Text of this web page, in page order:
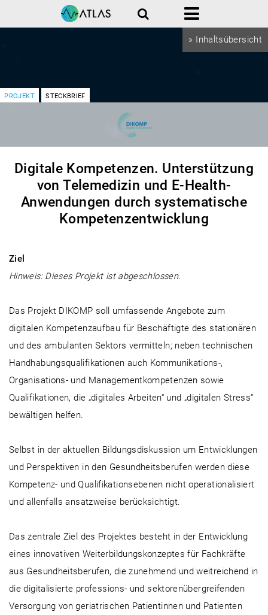
» Inhaltsübersicht
Suche Menü
PROJEKT STECKBRIEF
Digitale Kompetenzen. Unterstützung
von Telemedizin und E-Health-
Anwendungen durch systematische
Kompetenzentwicklung
Ziel
Hinweis: Dieses Projekt ist abgeschlossen.
Das Projekt DIKOMP soll umfassende Angebote zum
digitalen Kompetenzaufbau für Beschäftigte des stationären
und des ambulanten Sektors vermitteln; neben technischen
Handhabungsqualifikationen auch Kommunikations-,
Organisations- und Managementkompetenzen sowie
Qualifikationen, die „digitales Arbeiten“ und „digitalen Stress“
bewältigen helfen.
Selbst in der aktuellen Bildungsdiskussion um Entwicklungen
und Perspektiven in den Gesundheitsberufen werden diese
Kompetenz- und Qualifikationsebenen nicht operationalisiert
und allenfalls ansatzweise berücksichtigt.
Das zentrale Ziel des Projektes besteht in der Entwicklung
eines innovativen Weiterbildungskonzeptes für Fachkräfte
aus Gesundheitsberufen, die zunehmend und weitreichend in
die digitalisierte professions- und sektorenübergreifenden
Versorgung von geriatrischen Patientinnen und Patienten